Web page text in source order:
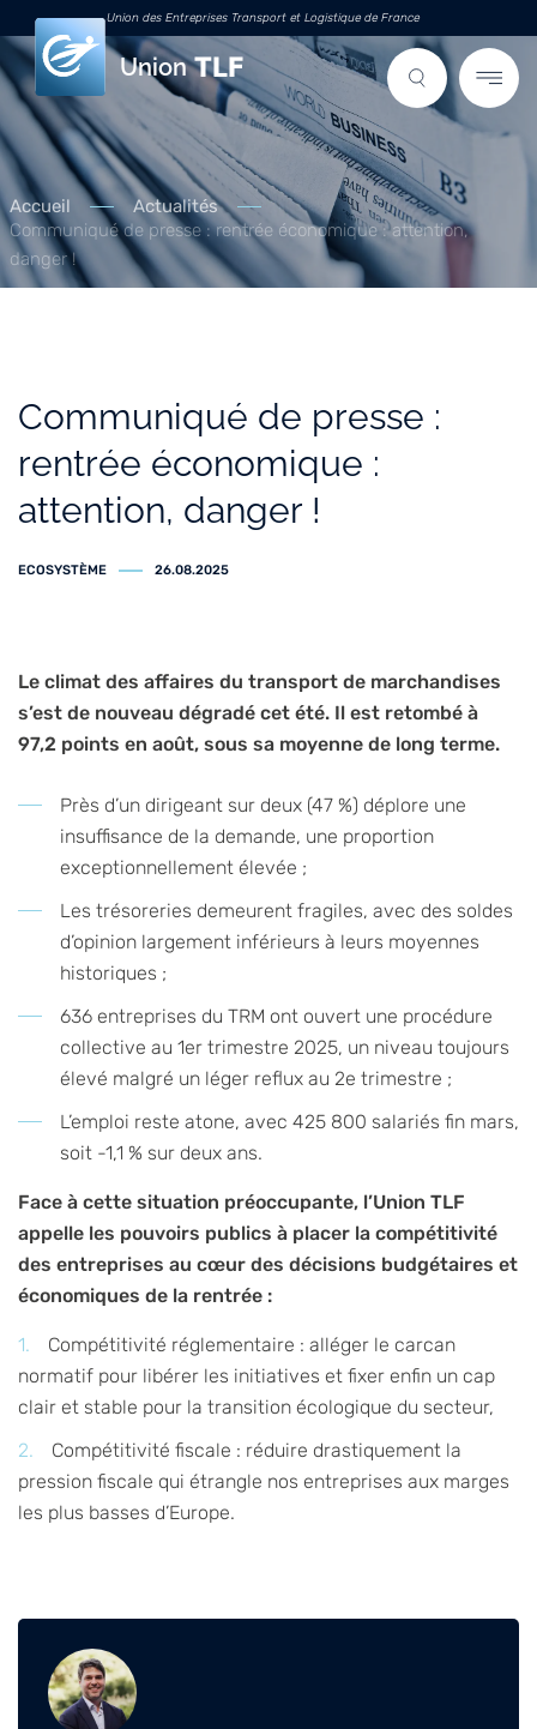
Union des Entreprises Transport et Logistique de France
Union
Accueil
Actualités
Communiqué de presse : rentrée économique : attention,
danger !
Communiqué de presse :
rentrée économique :
attention, danger !
ECOSYSTÈME 26.08.2025
Le climat des affaires du transport de marchandises
s’est de nouveau dégradé cet été. Il est retombé à
97,2 points en août, sous sa moyenne de long terme.
Près d’un dirigeant sur deux (47 %) déplore une
insuffisance de la demande, une proportion
exceptionnellement élevée ;
Les trésoreries demeurent fragiles, avec des soldes
d’opinion largement inférieurs à leurs moyennes
historiques ;
636 entreprises du TRM ont ouvert une procédure
collective au 1er trimestre 2025, un niveau toujours
élevé malgré un léger reflux au 2e trimestre ;
L’emploi reste atone, avec 425 800 salariés fin mars,
soit -1,1 % sur deux ans.
Face à cette situation préoccupante, l’Union TLF
appelle les pouvoirs publics à placer la compétitivité
des entreprises au cœur des décisions budgétaires et
économiques de la rentrée :
Compétitivité réglementaire : alléger le carcan
normatif pour libérer les initiatives et fixer enfin un cap
clair et stable pour la transition écologique du secteur,
Compétitivité fiscale : réduire drastiquement la
pression fiscale qui étrangle nos entreprises aux marges
les plus basses d’Europe.